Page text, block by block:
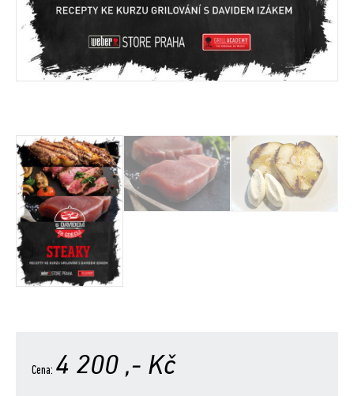
Cena: 4 200 ,- Kč